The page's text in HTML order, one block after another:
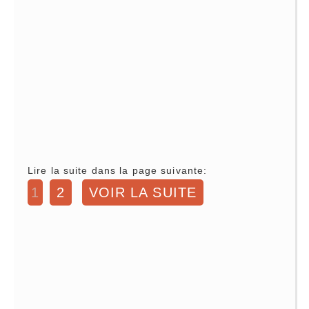
Lire la suite dans la page suivante:
1 2 VOIR LA SUITE